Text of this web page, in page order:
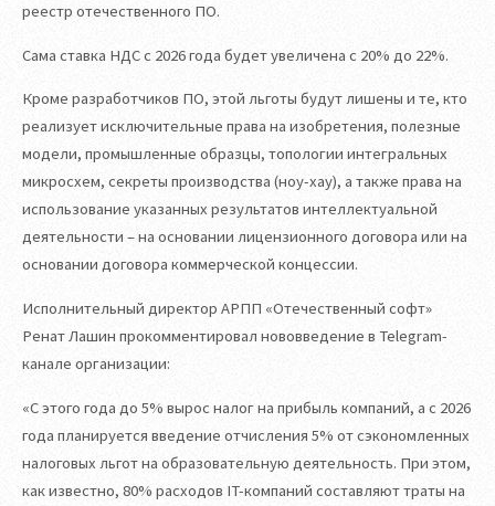
реестр отечественного ПО.
Сама ставка НДС с 2026 года будет увеличена с 20% до 22%.
Кроме разработчиков ПО, этой льготы будут лишены и те, кто
реализует исключительные права на изобретения, полезные
модели, промышленные образцы, топологии интегральных
микросхем, секреты производства (ноу-хау), а также права на
использование указанных результатов интеллектуальной
деятельности – на основании лицензионного договора или на
основании договора коммерческой концессии.
Исполнительный директор АРПП «Отечественный софт»
Ренат Лашин прокомментировал нововведение в Telegram-
канале организации:
«С этого года до 5% вырос налог на прибыль компаний, а с 2026
года планируется введение отчисления 5% от сэкономленных
налоговых льгот на образовательную деятельность. При этом,
как известно, 80% расходов IT-компаний составляют траты на